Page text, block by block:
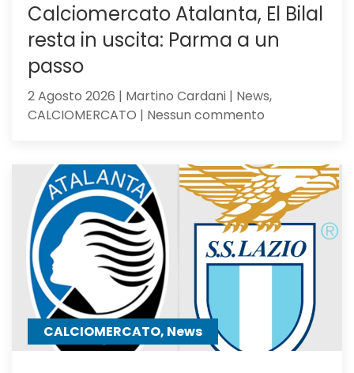
Calciomercato Atalanta, El Bilal
resta in uscita: Parma a un
passo
2 Agosto 2026 | Martino Cardani | News,
CALCIOMERCATO | Nessun commento
El
Bilal
resta
in
uscita:
Parma
passo
CALCIOMERCATO, News